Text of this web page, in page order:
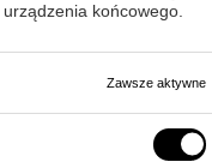
końcowego.
Zawsze aktywne